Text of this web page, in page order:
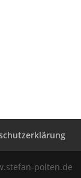
polten.de